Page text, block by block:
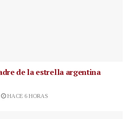
de la estrella argentina
HACE 6 HORAS